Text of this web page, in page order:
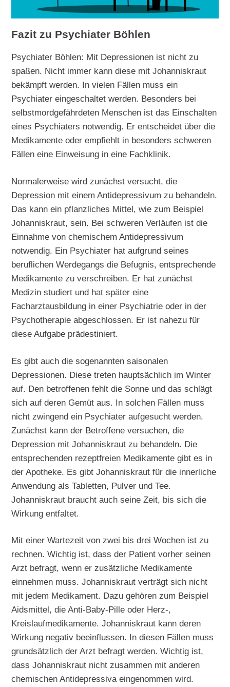
Fazit zu Psychiater Böhlen
Psychiater Böhlen: Mit Depressionen ist nicht zu
spaßen. Nicht immer kann diese mit Johanniskraut
bekämpft werden. In vielen Fällen muss ein
Psychiater eingeschaltet werden. Besonders bei
selbstmordgefährdeten Menschen ist das Einschalten
eines Psychiaters notwendig. Er entscheidet über die
Medikamente oder empfiehlt in besonders schweren
Fällen eine Einweisung in eine Fachklinik.
Normalerweise wird zunächst versucht, die
Depression mit einem Antidepressivum zu behandeln.
Das kann ein pflanzliches Mittel, wie zum Beispiel
Johanniskraut, sein. Bei schweren Verläufen ist die
Einnahme von chemischem Antidepressivum
notwendig. Ein Psychiater hat aufgrund seines
beruflichen Werdegangs die Befugnis, entsprechende
Medikamente zu verschreiben. Er hat zunächst
Medizin studiert und hat später eine
Facharztausbildung in einer Psychiatrie oder in der
Psychotherapie abgeschlossen. Er ist nahezu für
diese Aufgabe prädestiniert.
Es gibt auch die sogenannten saisonalen
Depressionen. Diese treten hauptsächlich im Winter
auf. Den betroffenen fehlt die Sonne und das schlägt
sich auf deren Gemüt aus. In solchen Fällen muss
nicht zwingend ein Psychiater aufgesucht werden.
Zunächst kann der Betroffene versuchen, die
Depression mit Johanniskraut zu behandeln. Die
entsprechenden rezeptfreien Medikamente gibt es in
der Apotheke. Es gibt Johanniskraut für die innerliche
Anwendung als Tabletten, Pulver und Tee.
Johanniskraut braucht auch seine Zeit, bis sich die
Wirkung entfaltet.
Mit einer Wartezeit von zwei bis drei Wochen ist zu
rechnen. Wichtig ist, dass der Patient vorher seinen
Arzt befragt, wenn er zusätzliche Medikamente
einnehmen muss. Johanniskraut verträgt sich nicht
mit jedem Medikament. Dazu gehören zum Beispiel
Aidsmittel, die Anti-Baby-Pille oder Herz-,
Kreislaufmedikamente. Johanniskraut kann deren
Wirkung negativ beeinflussen. In diesen Fällen muss
grundsätzlich der Arzt befragt werden. Wichtig ist,
dass Johanniskraut nicht zusammen mit anderen
chemischen Antidepressiva eingenommen wird.